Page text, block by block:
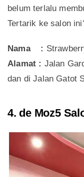
belum terlalu
Tertarik ke salon
Nama :
Alamat : Jalan
dan di Jalan Gatot
4. de Moz5